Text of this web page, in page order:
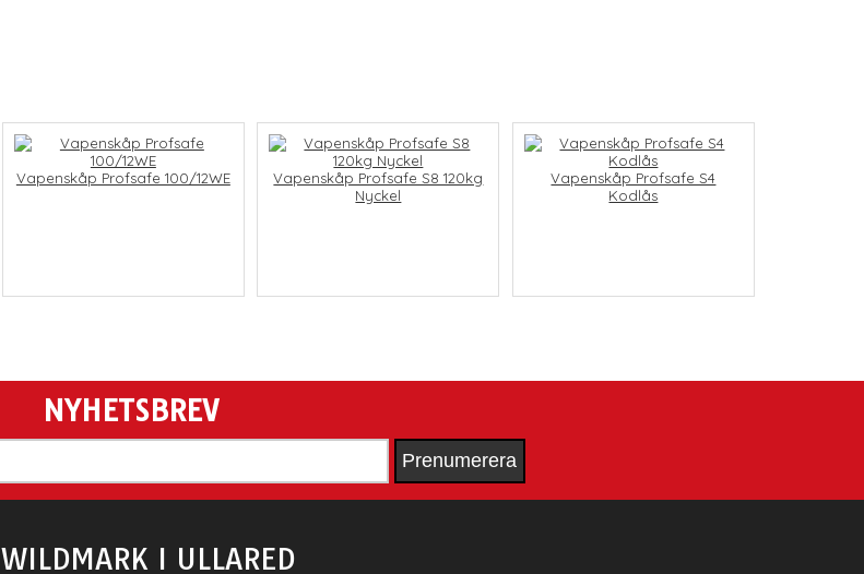
Vapenskåp Profsafe 100/12WE
Vapenskåp Profsafe S8 120kg
Nyckel
Vapenskåp Profsafe S4
Kodlås
NYHETSBREV
WILDMARK I ULLARED